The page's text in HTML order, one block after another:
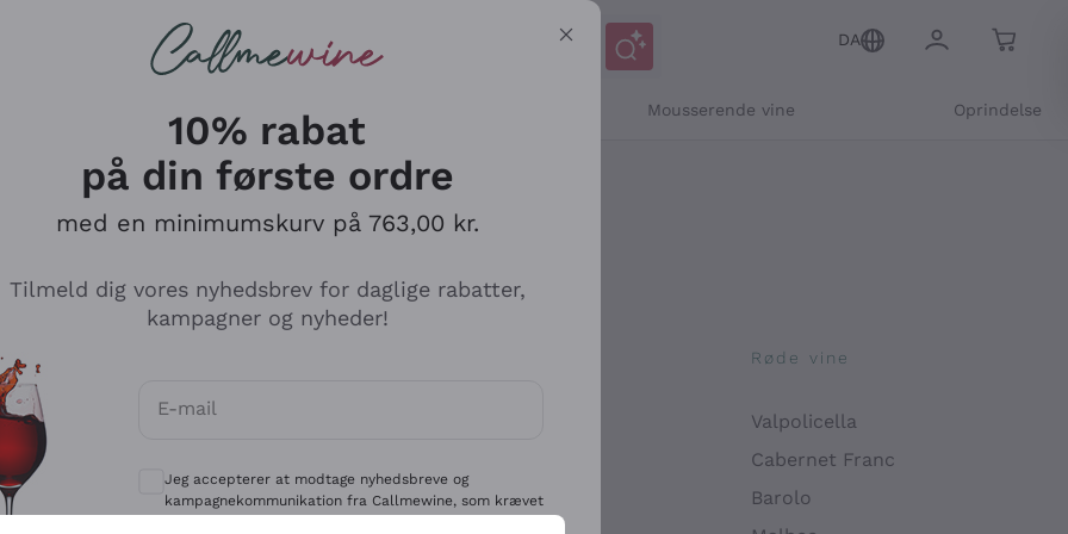
DA
Mousserende vine Oprindelse
Antinori
Ca' del Bosco
Gavi
Røde vine
Valpolicella
Cabernet Franc
Barolo
10% rabat
på din første ordre
med en minimumskurv på 763,00 kr.
Tilmeld dig vores nyhedsbrev for daglige rabatter,
kampagner og nyheder!
E-mail
Valgfrie samtykker for at modtage kommunikation og personlige tilbud
Jeg accepterer at modtage nyhedsbreve og
kampagnekommunikation fra Callmewine, som krævet